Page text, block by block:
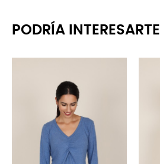
PODRÍA INTERESARTE